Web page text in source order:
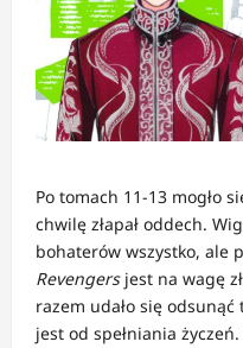
Po tomach 11-13 mogło
chwilę złapał oddech.
bohaterów wszystko, ale
Revengersjest na wagę
razem udało się
jest od spełniania